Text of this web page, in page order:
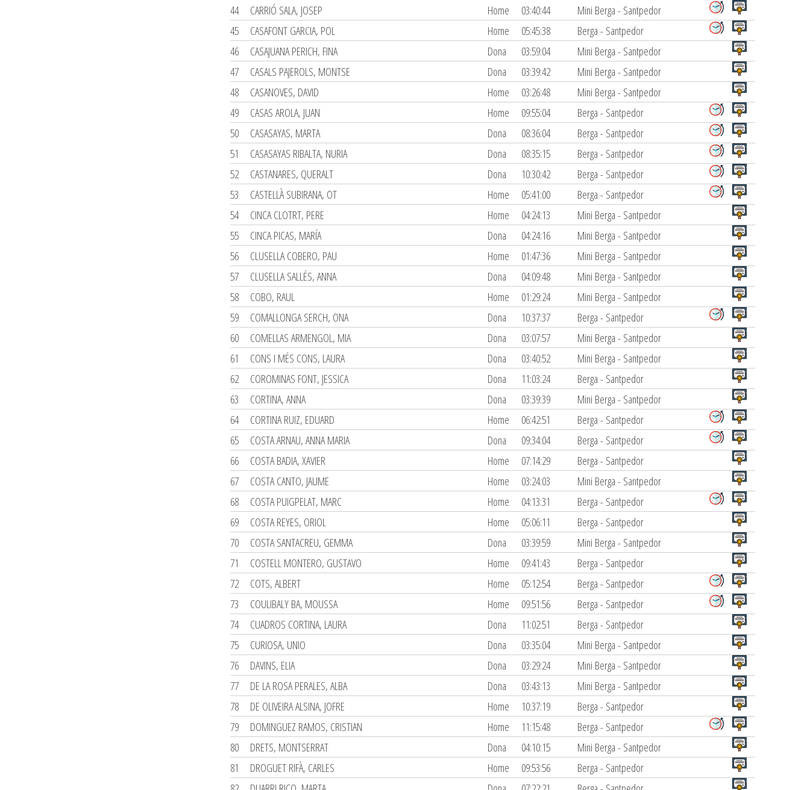
44
CARRIÓ SALA, JOSEP Home 03:40:44
Mini Berga - Santpedor
45
CASAFONT GARCIA, POL Home 05:45:38
Berga - Santpedor
46
CASAJUANA PERICH, FINA Dona 03:59:04
Mini Berga - Santpedor
47
CASALS PAJEROLS, MONTSE Dona 03:39:42
Mini Berga - Santpedor
48
CASANOVES, DAVID Home 03:26:48
Mini Berga - Santpedor
49
CASAS AROLA, JUAN Home 09:55:04
Berga - Santpedor
50
CASASAYAS, MARTA Dona 08:36:04
Berga - Santpedor
51
CASASAYAS RIBALTA, NURIA Dona 08:35:15
Berga - Santpedor
52
CASTANARES, QUERALT Dona 10:30:42
Berga - Santpedor
53
CASTELLÀ SUBIRANA, OT Home 05:41:00
Berga - Santpedor
54
CINCA CLOTRT, PERE Home 04:24:13
Mini Berga - Santpedor
55
CINCA PICAS, MARÍA Dona 04:24:16
Mini Berga - Santpedor
56
CLUSELLA COBERO, PAU Home 01:47:36
Mini Berga - Santpedor
57
CLUSELLA SALLÉS, ANNA Dona 04:09:48
Mini Berga - Santpedor
58
COBO, RAUL Home 01:29:24
Mini Berga - Santpedor
59
COMALLONGA SERCH, ONA Dona 10:37:37
Berga - Santpedor
60
COMELLAS ARMENGOL, MIA Dona 03:07:57
Mini Berga - Santpedor
61
CONS I MÉS CONS, LAURA Dona 03:40:52
Mini Berga - Santpedor
62
COROMINAS FONT, JESSICA Dona 11:03:24
Berga - Santpedor
63
CORTINA, ANNA Dona 03:39:39
Mini Berga - Santpedor
64
CORTINA RUIZ, EDUARD Home 06:42:51
Berga - Santpedor
65
COSTA ARNAU, ANNA MARIA Dona 09:34:04
Berga - Santpedor
66
COSTA BADIA, XAVIER Home 07:14:29
Berga - Santpedor
67
COSTA CANTO, JAUME Home 03:24:03
Mini Berga - Santpedor
68
COSTA PUIGPELAT, MARC Home 04:13:31
Berga - Santpedor
69
COSTA REYES, ORIOL Home 05:06:11
Berga - Santpedor
70
COSTA SANTACREU, GEMMA Dona 03:39:59
Mini Berga - Santpedor
71
COSTELL MONTERO, GUSTAVO Home 09:41:43
Berga - Santpedor
72
COTS, ALBERT Home 05:12:54
Berga - Santpedor
73
COULIBALY BA, MOUSSA Home 09:51:56
Berga - Santpedor
74
CUADROS CORTINA, LAURA Dona 11:02:51
Berga - Santpedor
75
CURIOSA, UNIO Dona 03:35:04
Mini Berga - Santpedor
76
DAVINS, ELIA Dona 03:29:24
Mini Berga - Santpedor
77
DE LA ROSA PERALES, ALBA Dona 03:43:13
Mini Berga - Santpedor
78
DE OLIVEIRA ALSINA, JOFRE Home 10:37:19
Berga - Santpedor
79
DOMINGUEZ RAMOS, CRISTIAN Home 11:15:48
Berga - Santpedor
80
DRETS, MONTSERRAT Dona 04:10:15
Mini Berga - Santpedor
81
DROGUET RIFÀ, CARLES Home 09:53:56
Berga - Santpedor